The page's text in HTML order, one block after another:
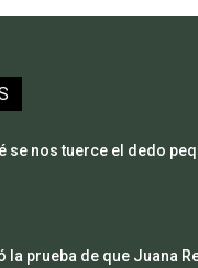
se nos tuerce el dedo
la prueba de que Juana